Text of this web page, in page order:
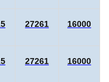
27261 16000
27261 16000